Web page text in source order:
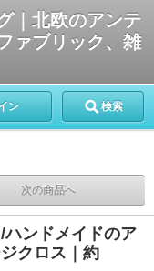
｜北欧のアンテ
ァブリック、雑
ン 検索
次の商品へ
ハンドメイドのア
クロス｜約